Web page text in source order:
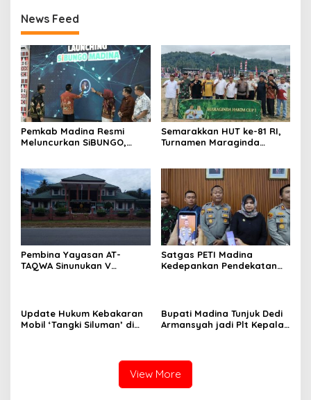
News Feed
Pemkab Madina Resmi
Meluncurkan SiBUNGO,
Semarakkan HUT ke-81 RI,
Turnamen Maraginda
Pembina Yayasan AT-
TAQWA Sinunukan V
Satgas PETI Madina
Kedepankan Pendekatan
Update Hukum Kebakaran
Mobil ‘Tangki Siluman’ di
Bupati Madina Tunjuk Dedi
Armansyah jadi Plt Kepala
View More